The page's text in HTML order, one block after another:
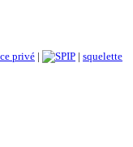
privé | | squelette